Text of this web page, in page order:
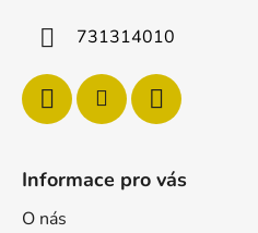
731314010
Informace pro vás
O nás